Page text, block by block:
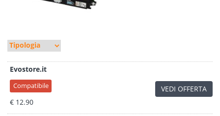
Evostore.it
Compatibile
€ 12.90
VEDI OFFERTA